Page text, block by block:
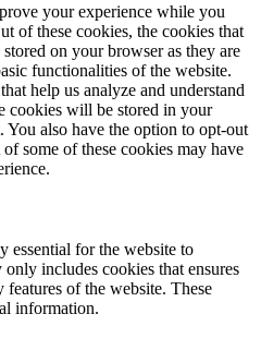
your experience while you
of these cookies, the cookies that
stored on your browser as they are
functionalities of the website.
help us analyze and understand
cookies will be stored in your
also have the option to opt-out
some of these cookies may have
essential for the website to
includes cookies that ensures
of the website. These
information.